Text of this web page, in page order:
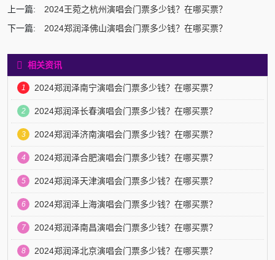
上一篇: 2024王菀之杭州演唱会门票多少钱？在哪买票？
下一篇: 2024郑润泽佛山演唱会门票多少钱？在哪买票？
相关资讯
1 2024郑润泽南宁演唱会门票多少钱？在哪买票？
2 2024郑润泽长春演唱会门票多少钱？在哪买票？
3 2024郑润泽济南演唱会门票多少钱？在哪买票？
4 2024郑润泽合肥演唱会门票多少钱？在哪买票？
5 2024郑润泽天津演唱会门票多少钱？在哪买票？
6 2024郑润泽上海演唱会门票多少钱？在哪买票？
7 2024郑润泽南昌演唱会门票多少钱？在哪买票？
8 2024郑润泽北京演唱会门票多少钱？在哪买票？